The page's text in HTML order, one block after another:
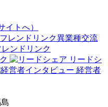
イトへ）
フレンドリンク異業種交流
ンドリンク
リードシ
経営者